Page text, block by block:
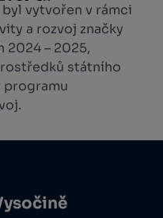
vytvořen v rámci
a rozvoj značky
2024 – 2025,
státního
programu